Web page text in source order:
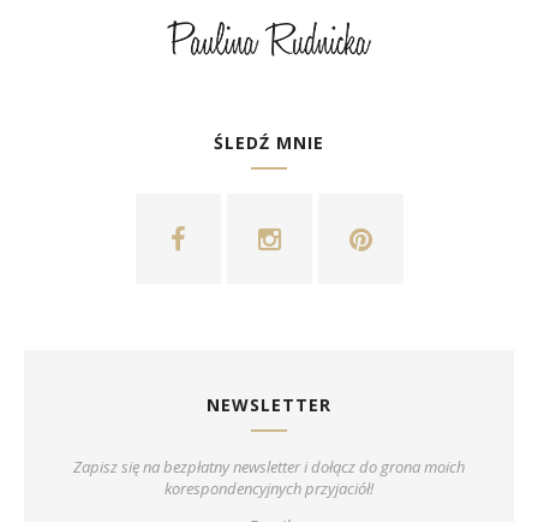
ŚLEDŹ MNIE
NEWSLETTER
Zapisz się na bezpłatny newsletter i dołącz do grona moich
korespondencyjnych przyjaciół!